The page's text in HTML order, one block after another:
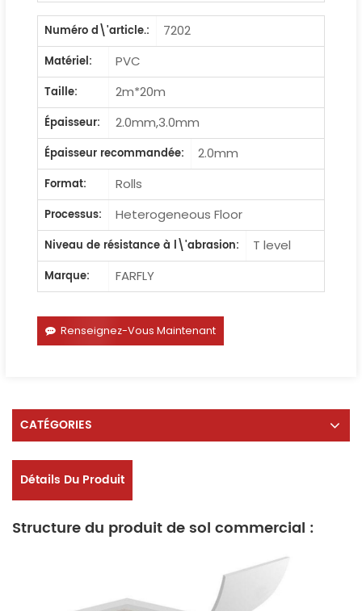
Numéro d\'article.:
7202
Matériel:
PVC
Taille:
2m*20m
Épaisseur:
2.0mm,3.0mm
Épaisseur recommandée:
2.0mm
Format:
Rolls
Processus:
Heterogeneous Floor
Niveau de résistance à l\'abrasion:
T level
Marque:
FARFLY
Renseignez-Vous Maintenant
CATÉGORIES
Détails Du Produit
Structure du produit de sol commercial :